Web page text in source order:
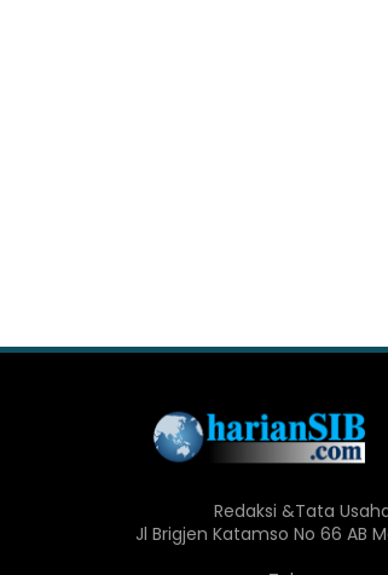
Redaksi &Tata
Jl Brigjen Katamso No 66 AB